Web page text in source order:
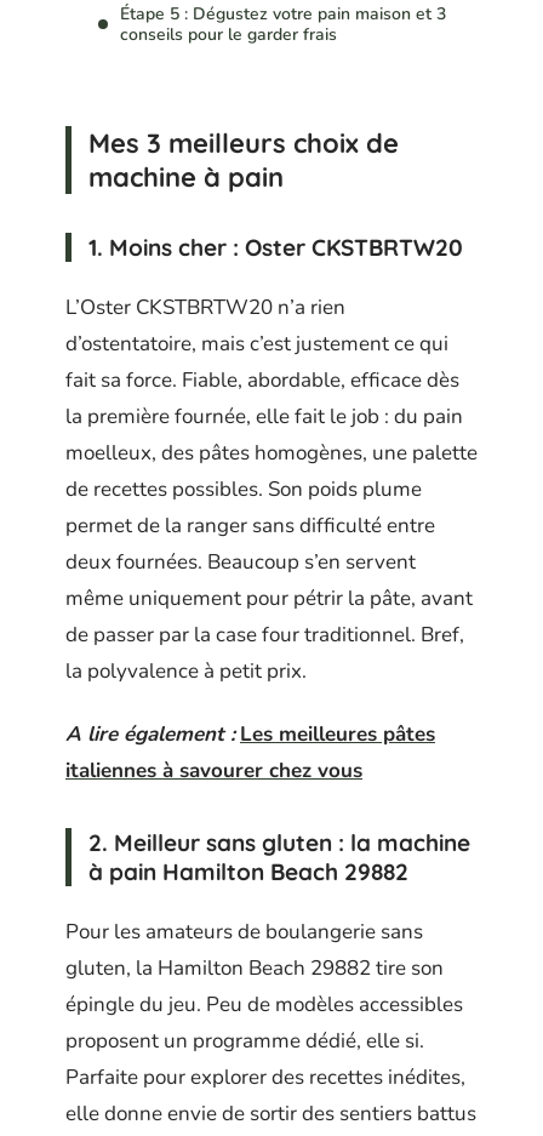
Étape 5 : Dégustez votre pain maison et 3
conseils pour le garder frais
Mes 3 meilleurs choix de
machine à pain
1. Moins cher : Oster CKSTBRTW20
L’Oster CKSTBRTW20 n’a rien
d’ostentatoire, mais c’est justement ce qui
fait sa force. Fiable, abordable, efficace dès
la première fournée, elle fait le job : du pain
moelleux, des pâtes homogènes, une palette
de recettes possibles. Son poids plume
permet de la ranger sans difficulté entre
deux fournées. Beaucoup s’en servent
même uniquement pour pétrir la pâte, avant
de passer par la case four traditionnel. Bref,
la polyvalence à petit prix.
A lire également : Les meilleures pâtes
italiennes à savourer chez vous
2. Meilleur sans gluten : la machine
à pain Hamilton Beach 29882
Pour les amateurs de boulangerie sans
gluten, la Hamilton Beach 29882 tire son
épingle du jeu. Peu de modèles accessibles
proposent un programme dédié, elle si.
Parfaite pour explorer des recettes inédites,
elle donne envie de sortir des sentiers battus